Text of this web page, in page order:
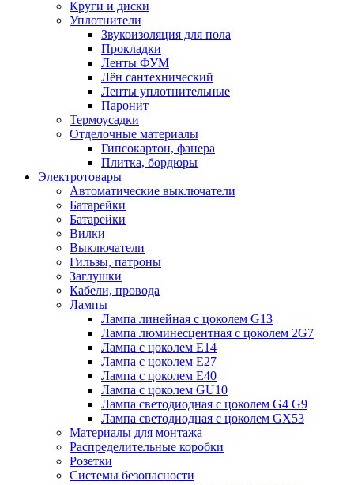
Круги и диски
Уплотнители
Звукоизоляция для пола
Прокладки
Ленты ФУМ
Лён сантехнический
Ленты уплотнительные
Паронит
Термоусадки
Отделочные материалы
Гипсокартон, фанера
Плитка, бордюры
Электротовары
Автоматические выключатели
Батарейки
Батарейки
Вилки
Выключатели
Гильзы, патроны
Заглушки
Кабели, провода
Лампы
Лампа линейная с цоколем G13
Лампа люминесцентная с цоколем 2G7
Лампа с цоколем E14
Лампа с цоколем E27
Лампа с цоколем E40
Лампа с цоколем GU10
Лампа светодиодная с цоколем G4 G9
Лампа светодиодная с цоколем GX53
Материалы для монтажа
Распределительные коробки
Розетки
Системы безопасности